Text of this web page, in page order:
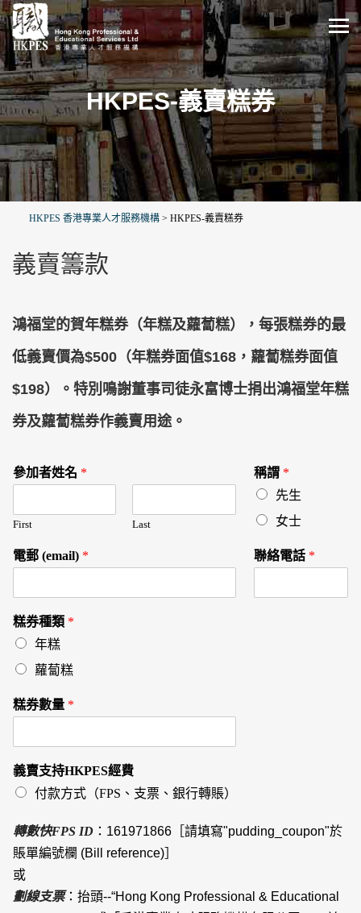
HKPES-義賣糕券
HKPES 香港專業人才服務機構 > HKPES-義賣糕券
義賣籌款
鴻福堂的賀年糕券（年糕及蘿蔔糕），每張糕券的最
低義賣價為$500（年糕券面值$168，蘿蔔糕券面值
$198）。特別鳴謝董事司徒永富博士捐出鴻福堂年糕
券及蘿蔔糕券作義賣用途。
參加者姓名 *
First Last
稱謂 *
先生
女士
電郵 (email) * 聯絡電話 *
糕券種類 *
年糕
蘿蔔糕
糕券數量 *
義賣支持HKPES經費
付款方式（FPS、支票、銀行轉賬）
轉數快FPS ID ：161971866［請填寫"pudding_coupon"於
賬單編號欄 (Bill reference)］
或
劃線支票：抬頭--“Hong Kong Professional & Educational